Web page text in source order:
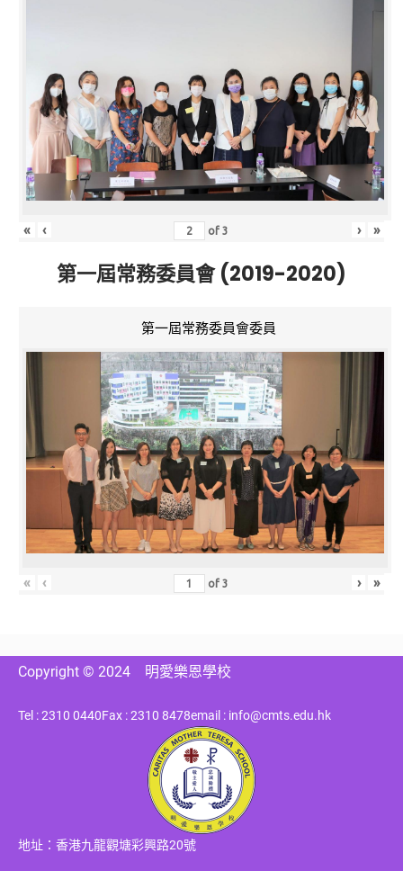
« ‹ of3 › »
第一屆常務委員會 (2019-2020)
第一屆常務委員會委員
« ‹ of3 › »
Copyright © 2024 明愛樂恩學校
Tel : 2310 0440Fax : 2310 8478email : info@cmts.edu.hk
地址：香港九龍觀塘彩興路20號